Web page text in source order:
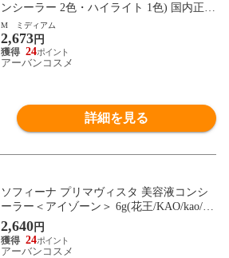
ンシーラー 2色・ハイライト 1色) 国内正規
品 M ミディアム
M ミディアム
2,673円
24
アーバンコスメ
詳細を見る
ソフィーナ プリマヴィスタ 美容液コンシ
ーラー＜アイゾーン＞ 6g(花王/KAO/kao/PR
IMAVISTA/primavista)
2,640円
24
アーバンコスメ